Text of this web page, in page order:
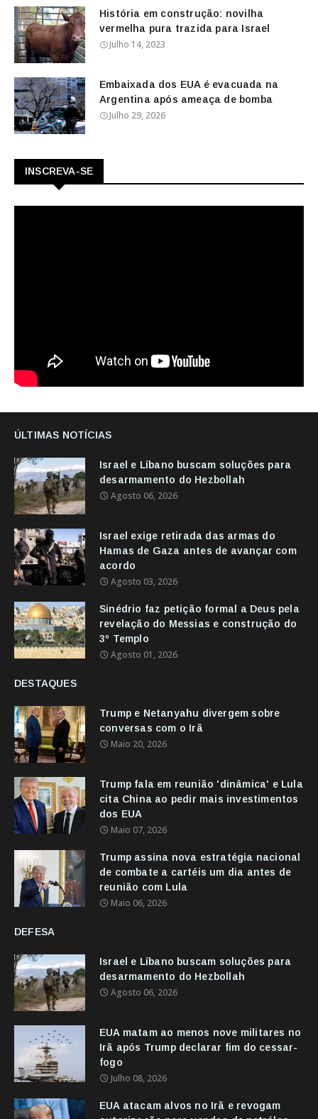
História em construção: novilha
vermelha pura trazida para Israel
Julho 14, 2023
Embaixada dos EUA é evacuada na
Argentina após ameaça de bomba
Julho 29, 2026
INSCREVA-SE
ÚLTIMAS NOTÍCIAS
Israel e Líbano buscam soluções para
desarmamento do Hezbollah
Agosto 06, 2026
Israel exige retirada das armas do
Hamas de Gaza antes de avançar com
acordo
Agosto 03, 2026
Sinédrio faz petição formal a Deus pela
revelação do Messias e construção do
3º Templo
Agosto 01, 2026
DESTAQUES
Trump e Netanyahu divergem sobre
conversas com o Irã
Maio 20, 2026
Trump fala em reunião 'dinâmica' e Lula
cita China ao pedir mais investimentos
dos EUA
Maio 07, 2026
Trump assina nova estratégia nacional
de combate a cartéis um dia antes de
reunião com Lula
Maio 06, 2026
DEFESA
Israel e Líbano buscam soluções para
desarmamento do Hezbollah
Agosto 06, 2026
EUA matam ao menos nove militares no
Irã após Trump declarar fim do cessar-
fogo
Julho 08, 2026
EUA atacam alvos no Irã e revogam